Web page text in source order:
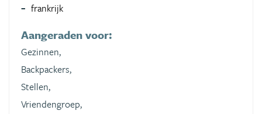
frankrijk
Aangeraden voor:
Gezinnen,
Backpackers,
Stellen,
Vriendengroep,